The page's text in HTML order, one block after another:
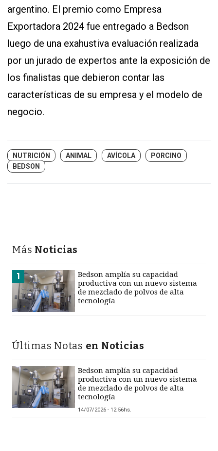
argentino. El premio como Empresa
Exportadora 2024 fue entregado a Bedson
luego de una exahustiva evaluación realizada
por un jurado de expertos ante la exposición de
los finalistas que debieron contar las
características de su empresa y el modelo de
negocio.
NUTRICIÓN ANIMAL AVÍCOLA
PORCINO
BEDSON
Más Noticias
1
Bedson amplía su capacidad
productiva con un nuevo sistema
de mezclado de polvos de alta
tecnología
Últimas Notas en Noticias
Bedson amplía su capacidad
productiva con un nuevo sistema
de mezclado de polvos de alta
tecnología
14/07/2026 - 12:56hs.